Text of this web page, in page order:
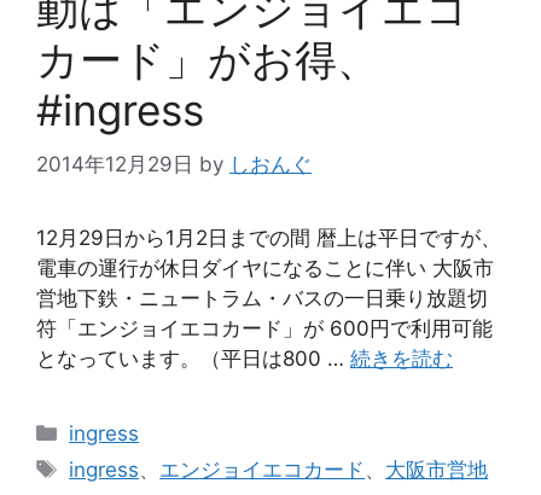
カード」がお得、
#ingress
2014年12月29日 by しおんぐ
12月29日から1月2日までの間 暦上は平日ですが、
電車の運行が休日ダイヤになることに伴い 大阪市
営地下鉄・ニュートラム・バスの一日乗り放題切
符「エンジョイエコカード」が 600円で利用可能
となっています。（平日は800 … 続きを読む
カ
テ
ゴ
ingress
タ
ingress、 エンジョイエコカード 、 大阪市営地